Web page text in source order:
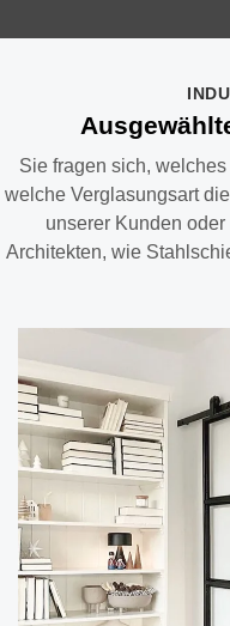
Sie fragen sich,
welche Verglasungsart
unserer Kunden
Architekten, wie